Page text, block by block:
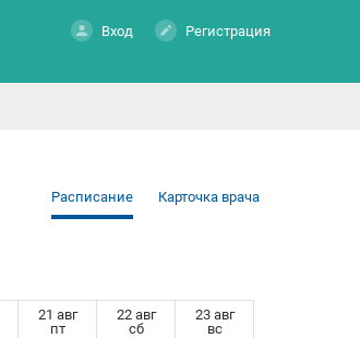
Вход Регистрация
Расписание Карточка врача
21 авг
пт
22 авг
сб
23 авг
вс